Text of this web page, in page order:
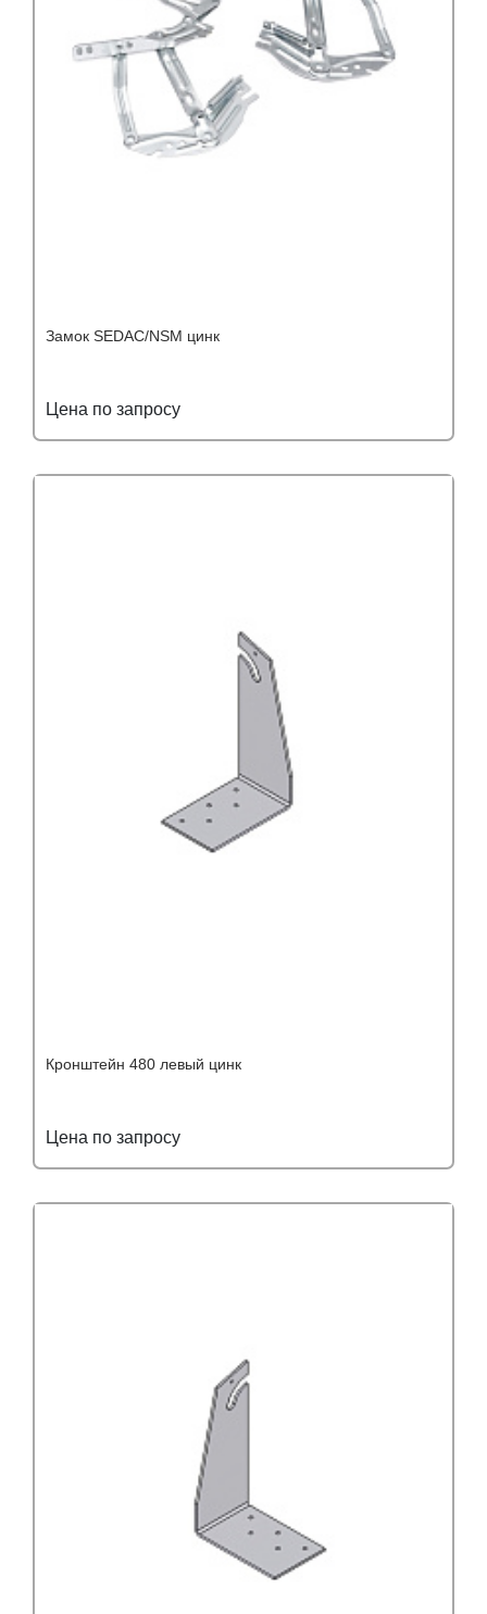
Замок SEDAC/NSM цинк
Цена по запросу
Кронштейн 480 левый цинк
Цена по запросу